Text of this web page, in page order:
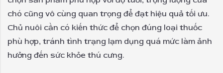
chó cũng vô cùng quan trọng để đạt hiệu quả tối ưu.
Chủ nuôi cần có kiến thức để chọn đúng loại thuốc
phù hợp, tránh tình trạng lạm dụng quá mức làm ảnh
hưởng đến sức khỏe thú cưng.